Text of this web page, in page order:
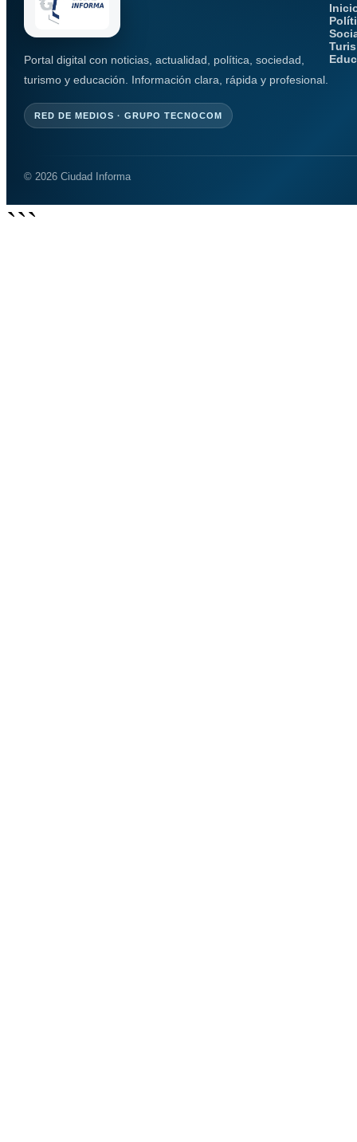
Portal digital con noticias, actualidad, política, sociedad,
turismo y educación. Información clara, rápida y profesional.
RED DE MEDIOS · GRUPO TECNOCOM
© 2026 Ciudad Informa
```